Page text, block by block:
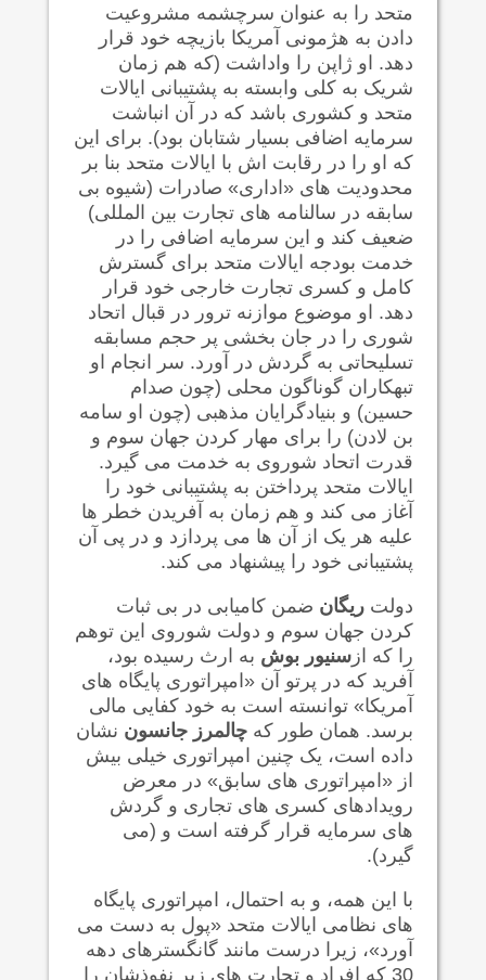
متحد را به عنوان سرچشمه مشروعیت
دادن به هژمونی آمریکا بازیچه خود قرار
دهد. او ژاپن را واداشت (که هم زمان
شریک به کلی وابسته به پشتیبانی ایالات
متحد و کشوری باشد که در آن انباشت
سرمایه اضافی بسیار شتابان بود). برای این
که او را در رقابت اش با ایالات متحد بنا بر
محدودیت های «اداری» صادرات (شیوه بی
سابقه در سالنامه های تجارت بین المللی)
ضعیف کند و این سرمایه اضافی را در
خدمت بودجه ایالات متحد برای گسترش
کامل و کسری تجارت خارجی خود قرار
دهد. او موضوع موازنه ترور در قبال اتحاد
شوری را در جان بخشی پر حجم مسابقه
تسلیحاتی به گردش در آورد. سر انجام او
تبهکاران گوناگون محلی (چون صدام
حسین) و بنیادگرایان مذهبی (چون او سامه
بن لادن) را برای مهار کردن جهان سوم و
قدرت اتحاد شوروی به خدمت می گیرد.
ایالات متحد پرداختن به پشتیبانی خود را
آغاز می کند و هم زمان به آفریدن خطر ها
علیه هر یک از آن ها می پردازد و در پی آن
پشتیبانی خود را پیشنهاد می کند.
دولتریگان ضمن کامیابی در بی ثبات
کردن جهان سوم و دولت شوروی این توهم
را که ازسنیور بوش به ارث رسیده بود،
آفرید که در پرتو آن «امپراتوری پایگاه های
آمریکا» توانسته است به خود کفایی مالی
برسد. همان طور کهچالمرز جانسون نشان
داده است، یک چنین امپراتوری خیلی بیش
از «امپراتوری های سابق» در معرض
رویدادهای کسری های تجاری و گردش
های سرمایه قرار گرفته است و (می
گیرد).
با این همه، و به احتمال، امپراتوری پایگاه
های نظامی ایالات متحد «پول به دست می
آورد»، زیرا درست مانند گانگسترهای دهه
30 که افراد و تجارت های زیر نفوذشان را